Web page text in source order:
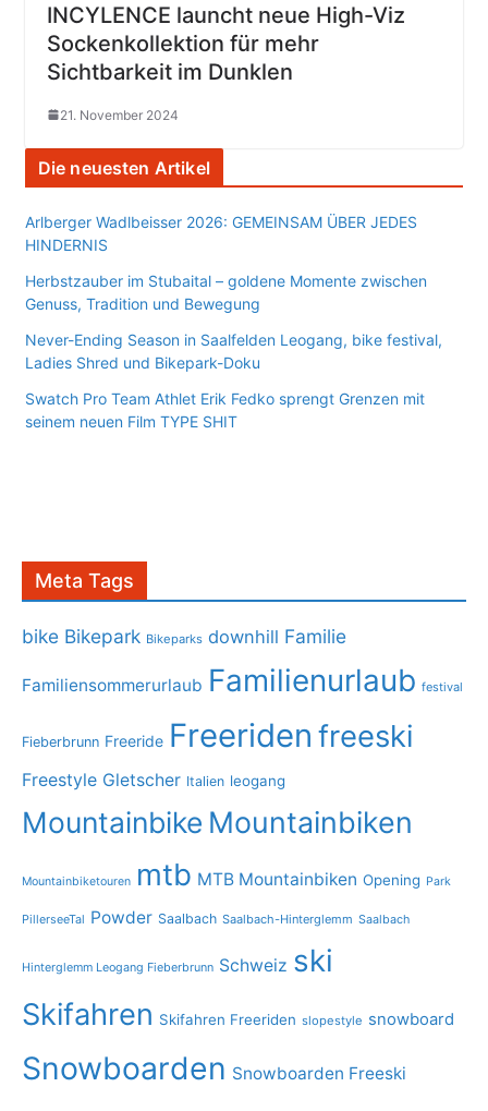
INCYLENCE launcht neue High-Viz
Sockenkollektion für mehr
Sichtbarkeit im Dunklen
21. November 2024
Die neuesten Artikel
Arlberger Wadlbeisser 2026: GEMEINSAM ÜBER JEDES
HINDERNIS
Herbstzauber im Stubaital – goldene Momente zwischen
Genuss, Tradition und Bewegung
Never-Ending Season in Saalfelden Leogang, bike festival,
Ladies Shred und Bikepark-Doku
Swatch Pro Team Athlet Erik Fedko sprengt Grenzen mit
seinem neuen Film TYPE SHIT
Meta Tags
bike Bikepark Bikeparks downhill Familie
Familiensommerurlaub Familienurlaub festival
Fieberbrunn Freeride Freeriden freeski
Freestyle Gletscher Italien leogang
Mountainbike Mountainbiken
Mountainbiketouren mtb MTB Mountainbiken Opening Park
PillerseeTal Powder Saalbach Saalbach-Hinterglemm Saalbach
Hinterglemm Leogang Fieberbrunn Schweiz ski
Skifahren Skifahren Freeriden slopestyle snowboard
Snowboarden Snowboarden Freeski